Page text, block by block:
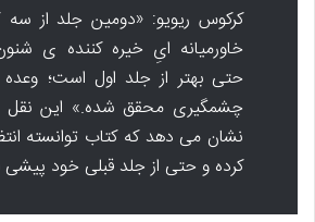
کرکوس ریویو: «دومین جلد از سه
خاورمیانه ایِ خیره کننده ی
حتی بهتر از جلد اول است؛
چشمگیری محقق شده.» این نقل
نشان می دهد که کتاب توانسته
کرده و حتی از جلد قبلی خود پیشی